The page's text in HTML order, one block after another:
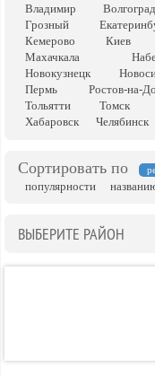
Владимир
Волгоград
Грозный
Кемерово
Киев
Махачкала
Новокузнецк
Пермь
Ростов-на-
Тольятти
Томск
Хабаровск
Челябинск
Сортировать по
популярности
ВЫБЕРИТЕ РАЙОН